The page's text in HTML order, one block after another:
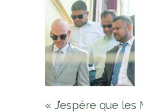
« J’espère que